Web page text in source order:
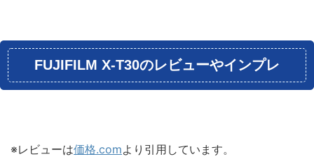
FUJIFILM X-T30のレビューやインプレ
※レビューは価格.comより引用しています。